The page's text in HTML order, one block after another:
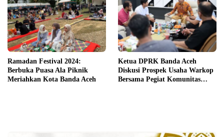
Ramadan Festival 2024:
Berbuka Puasa Ala Piknik
Meriahkan Kota Banda Aceh
Ketua DPRK Banda Aceh
Diskusi Prospek Usaha Warkop
Bersama Pegiat Komunitas